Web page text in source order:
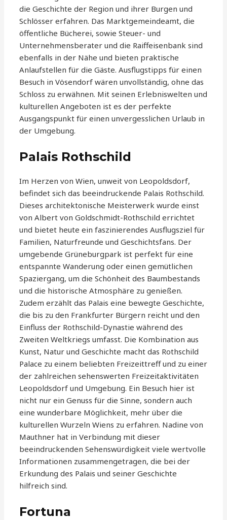
die Geschichte der Region und ihrer Burgen und
Schlösser erfahren. Das Marktgemeindeamt, die
öffentliche Bücherei, sowie Steuer- und
Unternehmensberater und die Raiffeisenbank sind
ebenfalls in der Nähe und bieten praktische
Anlaufstellen für die Gäste. Ausflugstipps für einen
Besuch in Vösendorf wären unvollständig, ohne das
Schloss zu erwähnen. Mit seinen Erlebniswelten und
kulturellen Angeboten ist es der perfekte
Ausgangspunkt für einen unvergesslichen Urlaub in
der Umgebung.
Palais Rothschild
Im Herzen von Wien, unweit von Leopoldsdorf,
befindet sich das beeindruckende Palais Rothschild.
Dieses architektonische Meisterwerk wurde einst
von Albert von Goldschmidt-Rothschild errichtet
und bietet heute ein faszinierendes Ausflugsziel für
Familien, Naturfreunde und Geschichtsfans. Der
umgebende Grüneburgpark ist perfekt für eine
entspannte Wanderung oder einen gemütlichen
Spaziergang, um die Schönheit des Baumbestands
und die historische Atmosphäre zu genießen.
Zudem erzählt das Palais eine bewegte Geschichte,
die bis zu den Frankfurter Bürgern reicht und den
Einfluss der Rothschild-Dynastie während des
Zweiten Weltkriegs umfasst. Die Kombination aus
Kunst, Natur und Geschichte macht das Rothschild
Palace zu einem beliebten Freizeittreff und zu einer
der zahlreichen sehenswerten Freizeitaktivitäten
Leopoldsdorf und Umgebung. Ein Besuch hier ist
nicht nur ein Genuss für die Sinne, sondern auch
eine wunderbare Möglichkeit, mehr über die
kulturellen Wurzeln Wiens zu erfahren. Nadine von
Mauthner hat in Verbindung mit dieser
beeindruckenden Sehenswürdigkeit viele wertvolle
Informationen zusammengetragen, die bei der
Erkundung des Palais und seiner Geschichte
hilfreich sind.
Fortuna